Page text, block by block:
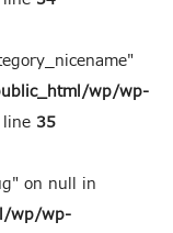
wp/wp-
35
on null in
wp/wp-